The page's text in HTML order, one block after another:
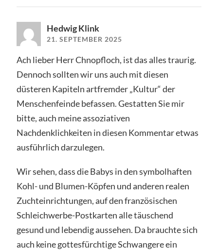
Hedwig Klink
21. SEPTEMBER 2025
Ach lieber Herr Chnopfloch, ist das alles traurig.
Dennoch sollten wir uns auch mit diesen
düsteren Kapiteln artfremder „Kultur“ der
Menschenfeinde befassen. Gestatten Sie mir
bitte, auch meine assoziativen
Nachdenklichkeiten in diesen Kommentar etwas
ausführlich darzulegen.
Wir sehen, dass die Babys in den symbolhaften
Kohl- und Blumen-Köpfen und anderen realen
Zuchteinrichtungen, auf den französischen
Schleichwerbe-Postkarten alle täuschend
gesund und lebendig aussehen. Da brauchte sich
auch keine gottesfürchtige Schwangere ein